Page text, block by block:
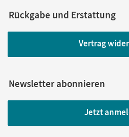
Rückgabe und Erstattung
Vertrag
Newsletter abonnieren
Jetzt